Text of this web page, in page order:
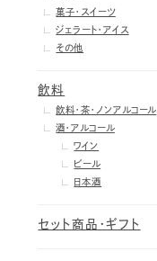
菓子・スイーツ
ジェラート・アイス
その他
飲料
飲料・茶・ノンアルコール
酒・アルコール
ワイン
ビール
日本酒
セット商品・ギフト